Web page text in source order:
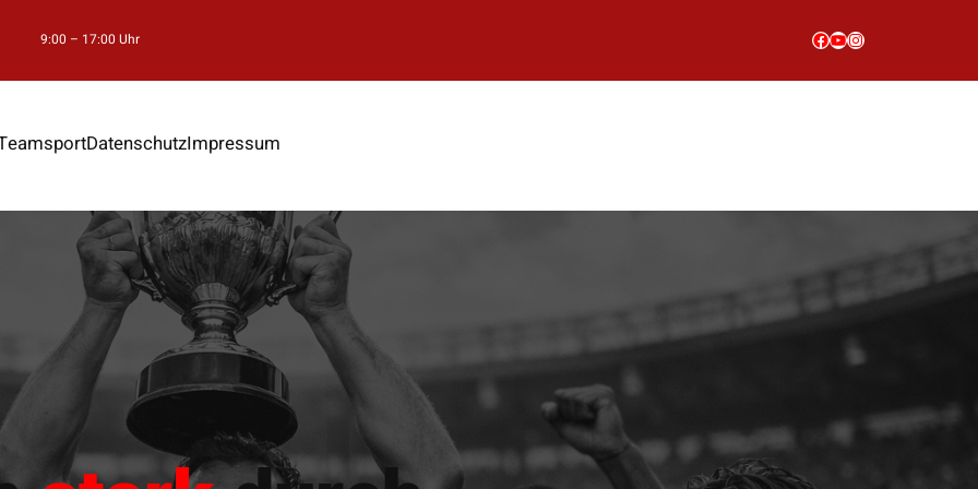
9:00 – 17:00 Uhr Facebook
YouTube
Instagram
DatenschutzImpressum